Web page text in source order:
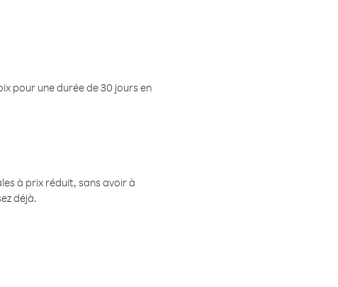
pour une durée de 30 jours en
à prix réduit, sans avoir à
déjà.